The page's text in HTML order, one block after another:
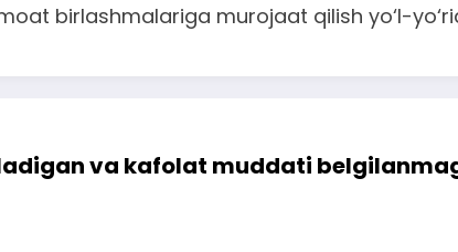
birlashmalariga murojaat qilish yo‘l-
va kafolat muddati